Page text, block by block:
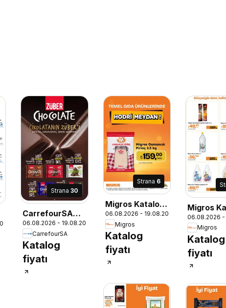
Strana 30
CarrefourSA
Katalog
06.08.2026 - 19.08.2026
CarrefourSA
Katalog
fiyatı
Strana 6
Migros Katalog
- Migroskop
06.08.2026 - 19.08.2026
Migros
Katalog
fiyatı
Migros
-
06.08.2026 -
Migros
Katalog
fiyatı